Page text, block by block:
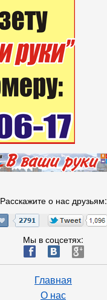
Расскажите о нас друзьям:
Мы в соцсетях:
ä æ è
Главная
О нас